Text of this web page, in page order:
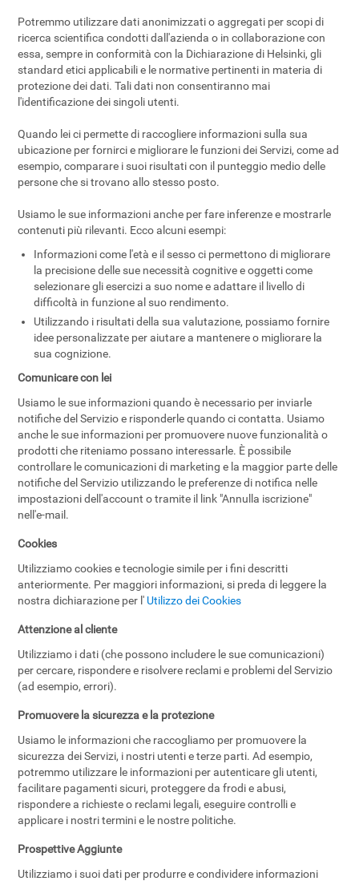
Potremmo utilizzare dati anonimizzati o aggregati per scopi di
ricerca scientifica condotti dall'azienda o in collaborazione con
essa, sempre in conformità con la Dichiarazione di Helsinki, gli
standard etici applicabili e le normative pertinenti in materia di
protezione dei dati. Tali dati non consentiranno mai
l'identificazione dei singoli utenti.
Quando lei ci permette di raccogliere informazioni sulla sua
ubicazione per fornirci e migliorare le funzioni dei Servizi, come ad
esempio, comparare i suoi risultati con il punteggio medio delle
persone che si trovano allo stesso posto.
Usiamo le sue informazioni anche per fare inferenze e mostrarle
contenuti più rilevanti. Ecco alcuni esempi:
Informazioni come l'età e il sesso ci permettono di migliorare
la precisione delle sue necessità cognitive e oggetti come
selezionare gli esercizi a suo nome e adattare il livello di
difficoltà in funzione al suo rendimento.
Utilizzando i risultati della sua valutazione, possiamo fornire
idee personalizzate per aiutare a mantenere o migliorare la
sua cognizione.
Comunicare con lei
Usiamo le sue informazioni quando è necessario per inviarle
notifiche del Servizio e risponderle quando ci contatta. Usiamo
anche le sue informazioni per promuovere nuove funzionalità o
prodotti che riteniamo possano interessarle. È possibile
controllare le comunicazioni di marketing e la maggior parte delle
notifiche del Servizio utilizzando le preferenze di notifica nelle
impostazioni dell'account o tramite il link "Annulla iscrizione"
nell'e-mail.
Cookies
Utilizziamo cookies e tecnologie simile per i fini descritti
anteriormente. Per maggiori informazioni, si preda di leggere la
nostra dichiarazione per l' Utilizzo dei Cookies
Attenzione al cliente
Utilizziamo i dati (che possono includere le sue comunicazioni)
per cercare, rispondere e risolvere reclami e problemi del Servizio
(ad esempio, errori).
Promuovere la sicurezza e la protezione
Usiamo le informazioni che raccogliamo per promuovere la
sicurezza dei Servizi, i nostri utenti e terze parti. Ad esempio,
potremmo utilizzare le informazioni per autenticare gli utenti,
facilitare pagamenti sicuri, proteggere da frodi e abusi,
rispondere a richieste o reclami legali, eseguire controlli e
applicare i nostri termini e le nostre politiche.
Prospettive Aggiunte
Utilizziamo i suoi dati per produrre e condividere informazioni